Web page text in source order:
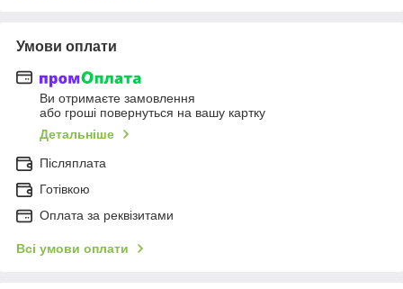
Умови оплати
Ви отримаєте замовлення
або гроші повернуться на вашу картку
Детальніше
Післяплата
Готівкою
Оплата за реквізитами
Всі умови оплати